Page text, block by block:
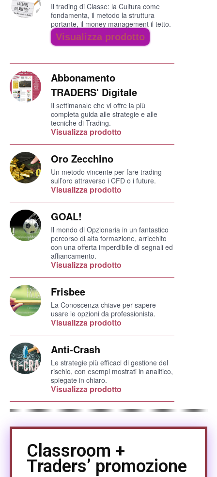
Il trading di Classe: la Cultura come
fondamenta, il metodo la struttura
portante, il money management il tetto.
Visualizza prodotto
Abbonamento
TRADERS' Digitale
Il settimanale che vi offre la più
completa guida alle strategie e alle
tecniche di Trading.
Visualizza prodotto
Oro Zecchino
Un metodo vincente per fare trading
sull’oro attraverso i CFD o i future.
Visualizza prodotto
GOAL!
Il mondo di Opzionaria in un fantastico
percorso di alta formazione, arricchito
con una offerta imperdibile di segnali ed
affiancamento.
Visualizza prodotto
Frisbee
La Conoscenza chiave per sapere
usare le opzioni da professionista.
Visualizza prodotto
Anti-Crash
Le strategie più efficaci di gestione del
rischio, con esempi mostrati in analitico,
spiegate in chiaro.
Visualizza prodotto
Classroom +
Traders’ promozione